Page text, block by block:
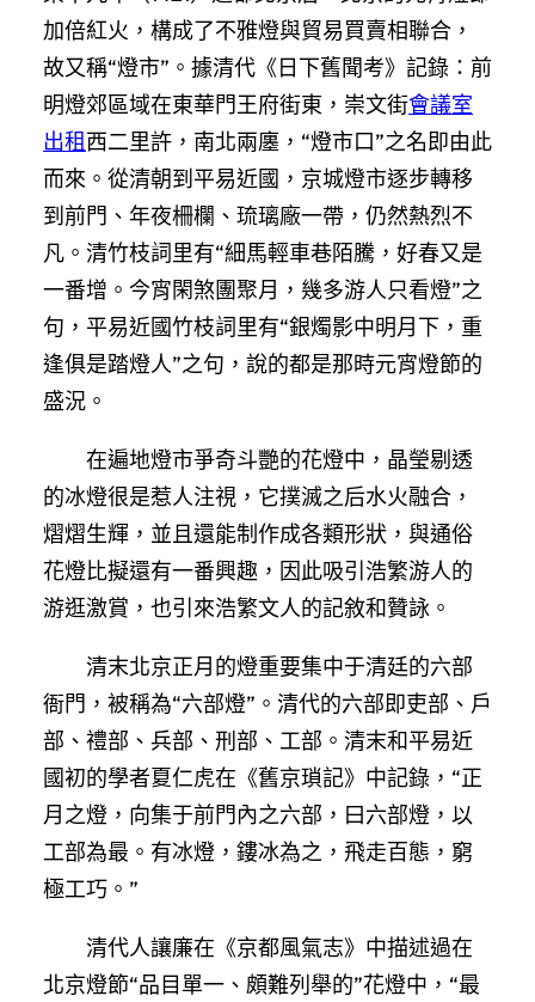
加倍紅火，構成了不雅燈與貿易買賣相聯合，
故又稱“燈市”。據清代《日下舊聞考》記錄：前
明燈郊區域在東華門王府街東，崇文街會議室
出租西二里許，南北兩廛，“燈市口”之名即由此
而來。從清朝到平易近國，京城燈市逐步轉移
到前門、年夜柵欄、琉璃廠一帶，仍然熱烈不
凡。清竹枝詞里有“細馬輕車巷陌騰，好春又是
一番增。今宵閑煞團聚月，幾多游人只看燈”之
句，平易近國竹枝詞里有“銀燭影中明月下，重
逢俱是踏燈人”之句，說的都是那時元宵燈節的
盛況。
在遍地燈市爭奇斗艷的花燈中，晶瑩剔透
的冰燈很是惹人注視，它撲滅之后水火融合，
熠熠生輝，並且還能制作成各類形狀，與通俗
花燈比擬還有一番興趣，因此吸引浩繁游人的
游逛激賞，也引來浩繁文人的記敘和贊詠。
清末北京正月的燈重要集中于清廷的六部
衙門，被稱為“六部燈”。清代的六部即吏部、戶
部、禮部、兵部、刑部、工部。清末和平易近
國初的學者夏仁虎在《舊京瑣記》中記錄，“正
月之燈，向集于前門內之六部，曰六部燈，以
工部為最。有冰燈，鏤冰為之，飛走百態，窮
極工巧。”
清代人讓廉在《京都風氣志》中描述過在
北京燈節“品目單一、頗難列舉的”花燈中，“最